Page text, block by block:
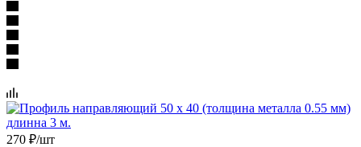
270 ₽/шт